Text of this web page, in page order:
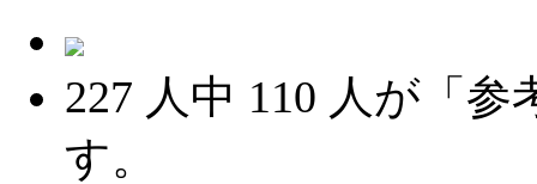
227 人中 110 人が「参
す。